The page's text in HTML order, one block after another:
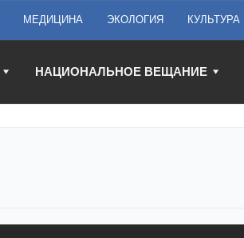
МЕДИЦИНА ЭКОЛОГИЯ КУЛЬТУРА
НАЦИОНАЛЬНОЕ ВЕЩАНИЕ